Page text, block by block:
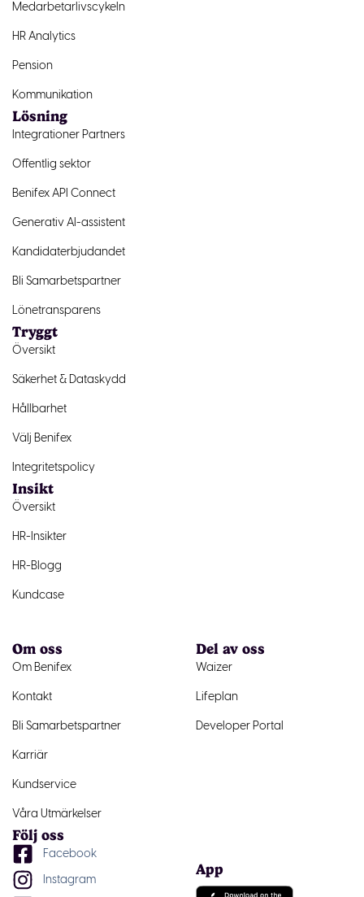
Medarbetarlivscykeln
HR Analytics
Pension
Kommunikation
Lösning
Integrationer Partners
Offentlig sektor
Benifex API Connect
Generativ AI-assistent
Kandidaterbjudandet
Bli Samarbetspartner
Lönetransparens
Tryggt
Översikt
Säkerhet & Dataskydd
Hållbarhet
Välj Benifex
Integritetspolicy
Insikt
Översikt
HR-Insikter
HR-Blogg
Kundcase
Om oss
Om Benifex
Kontakt
Bli Samarbetspartner
Karriär
Kundservice
Våra Utmärkelser
Del av oss
Waizer
Lifeplan
Developer Portal
Följ oss
Facebook
Instagram
App